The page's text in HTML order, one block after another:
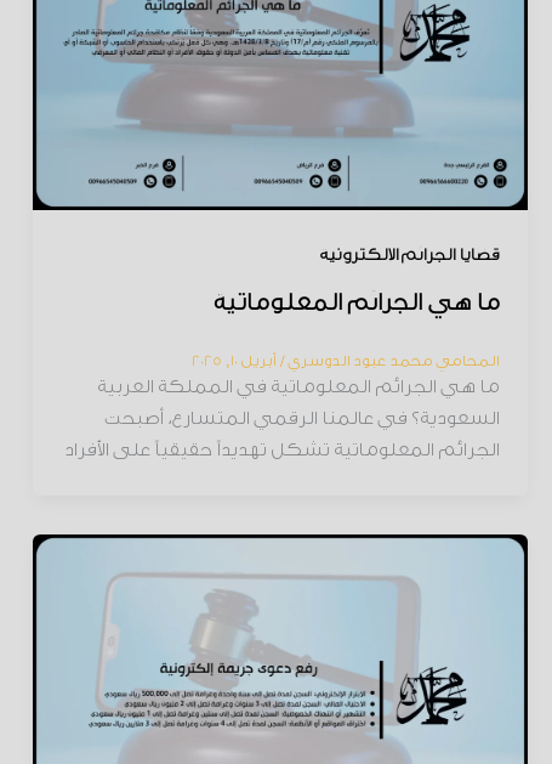
قضايا الجرائم الإلكترونية
ما هي الجرائم المعلوماتية
المحامي محمد عبود الدوسري/ أبريل 10, 2025
ما هي الجرائم المعلوماتية في المملكة العربية
السعودية؟ في عالمنا الرقمي المتسارع، أصبحت
الجرائم المعلوماتية تشكل تهديداً حقيقياً على الأفراد